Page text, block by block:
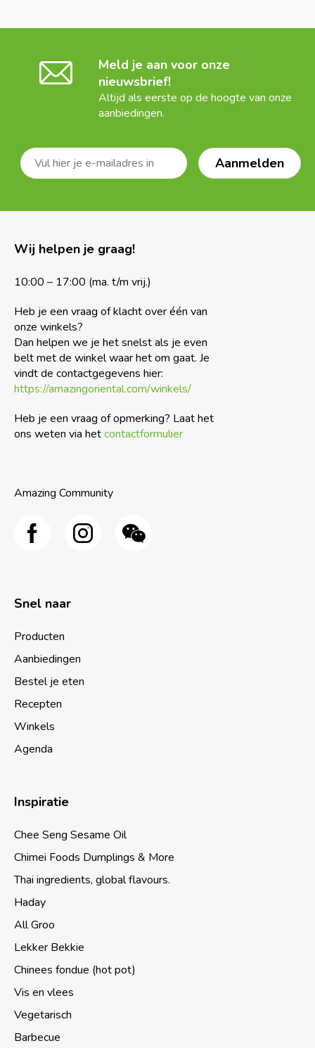
Meld je aan voor onze
nieuwsbrief!
Altijd als eerste op de hoogte van onze
aanbiedingen.
Wij helpen je graag!
10:00 – 17:00 (ma. t/m vrij.)
Heb je een vraag of klacht over één van
onze winkels?
Dan helpen we je het snelst als je even
belt met de winkel waar het om gaat. Je
vindt de contactgegevens hier:
https://amazingoriental.com/winkels/
Heb je een vraag of opmerking? Laat het
ons weten via hetcontactformulier
Amazing Community
Snel naar
Producten
Aanbiedingen
Bestel je eten
Recepten
Winkels
Agenda
Inspiratie
Chee Seng Sesame Oil
Chimei Foods Dumplings & More
Thai ingredients, global flavours.
Haday
All Groo
Lekker Bekkie
Chinees fondue (hot pot)
Vis en vlees
Vegetarisch
Barbecue